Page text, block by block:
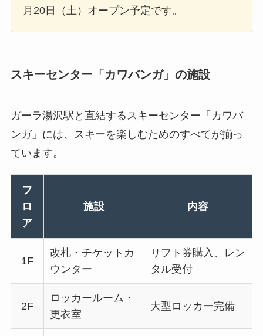
月20日（土）オープン予定です。
スキーセンター「カワバンガ」の施設
ガーラ湯沢駅と直結するスキーセンター「カワバ
ンガ」には、スキーを楽しむためのすべてが揃っ
ています。
フ
ロ
ア
施設 内容
1F
改札・チケットカ
ウンター
リフト券購入、レン
タル受付
2F
ロッカールーム・
更衣室
大型ロッカー完備